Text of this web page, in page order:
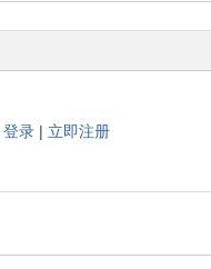
登录| 立即注册